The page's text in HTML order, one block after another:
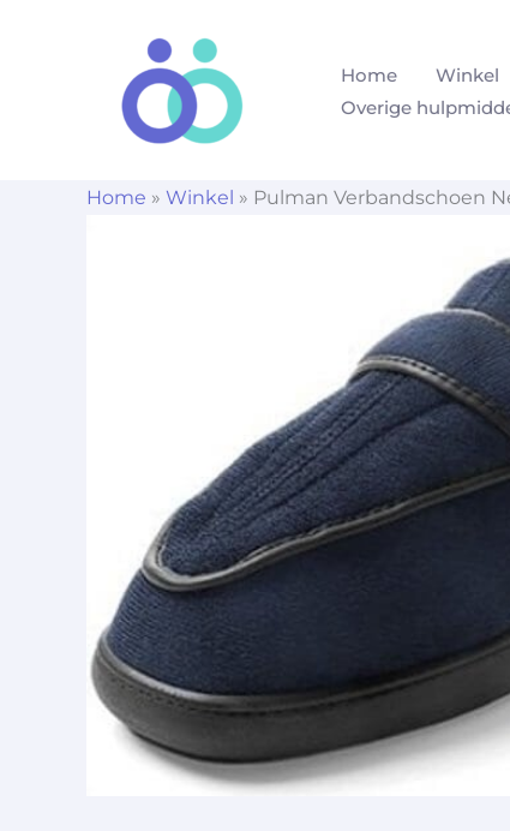
Home Winkel
Overige
Home » Winkel » Pulman Verbandschoen